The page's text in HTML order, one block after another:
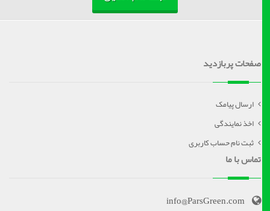
صفحات پربازدید
ارسال پیامک
اخذ نمایندگی
ثبت نام حساب کاربری
تماس با ما
info@ParsGreen.com